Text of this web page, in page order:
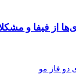
از فیفا و